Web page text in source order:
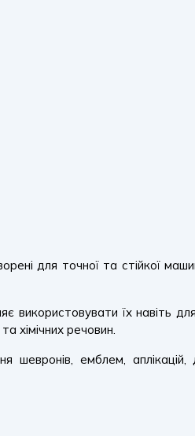
для точної та стійкої
їх навіть
хімічних речовин.
шевронів, емблем, аплікацій,